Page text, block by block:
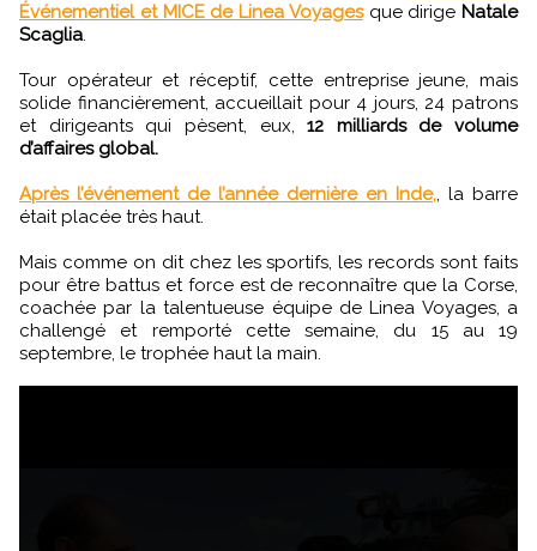
Événementiel et MICE de Linea Voyagesque dirige Natale
Scaglia
Tour opérateur et réceptif, cette entreprise jeune, mais
solide financièrement, accueillait pour 4 jours, 24 patrons
et dirigeants qui pèsent, eux,
12 milliards de volume
d’affaires global.
Après l’événement de l’année dernière en Inde, , la barre
était placée très haut.
Mais comme on dit chez les sportifs, les records sont faits
pour être battus et force est de reconnaître que la Corse,
coachée par la talentueuse équipe de Linea Voyages, a
challengé et remporté cette semaine, du 15 au 19
septembre, le trophée haut la main.